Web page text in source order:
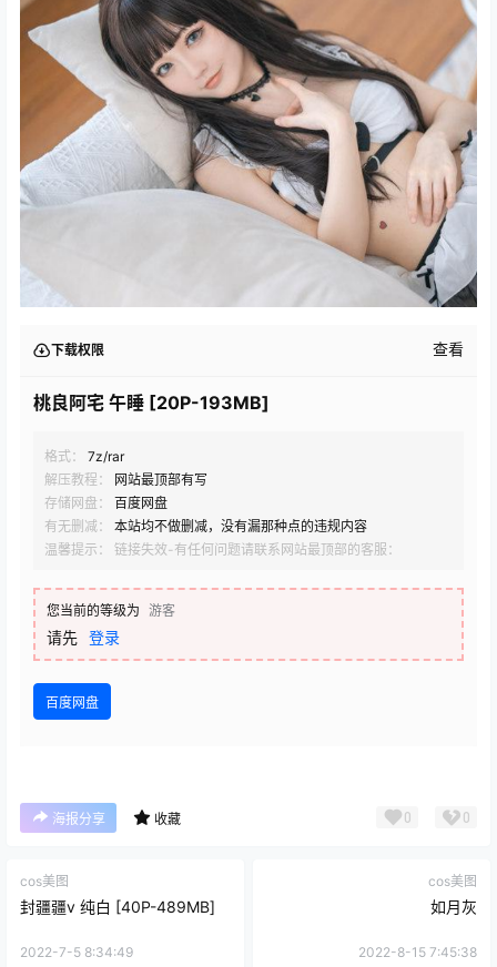
下载权限 查看
桃良阿宅 午睡 [20P-193MB]
格式：
7z/rar
解压教程：
网站最顶部有写
存储网盘：
百度网盘
有无删减：
本站均不做删减，没有漏那种点的违规内容
温馨提示： 链接失效-有任何问题请联系网站最顶部的客服：
您当前的等级为 游客
请先 登录
百度网盘
海报分享 收藏 0 0
cos美图
封疆疆v 纯白 [40P-489MB]
2022-7-5 8:34:49
cos美图
如月灰
2022-8-15 7:45:38